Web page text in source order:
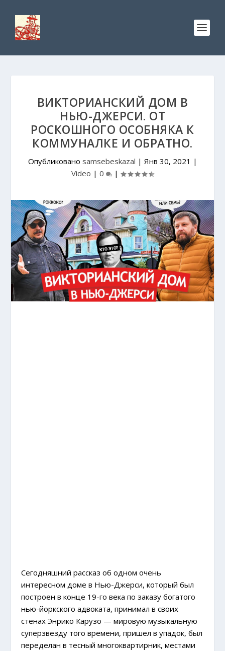
ВИКТОРИАНСКИЙ ДОМ В
НЬЮ-ДЖЕРСИ. ОТ
РОСКОШНОГО ОСОБНЯКА К
КОММУНАЛКЕ И ОБРАТНО.
Опубликовано samsebeskazal | Янв 30, 2021 |
Video | 0 |
Сегодняшний рассказ об одном очень
интересном доме в Нью-Джерси, который был
построен в конце 19-го века по заказу богатого
нью-йоркского адвоката, принимал в своих
стенах Энрико Карузо — мировую музыкальную
суперзвезду того времени, пришел в упадок, был
переделан в тесный многоквартирник, местами